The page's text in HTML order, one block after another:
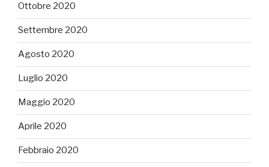
Ottobre 2020
Settembre 2020
Agosto 2020
Luglio 2020
Maggio 2020
Aprile 2020
Febbraio 2020